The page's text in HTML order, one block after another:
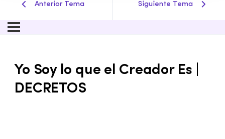
Anterior Tema Siguiente Tema
Yo Soy lo que el Creador Es |
DECRETOS